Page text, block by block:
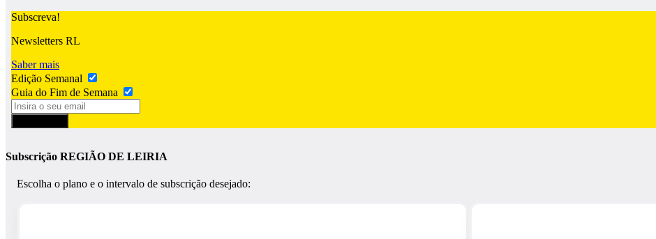
Subscreva!
Newsletters RL
Saber mais
Edição Semanal
Guia do Fim de Semana
Subscrição REGIÃO DE LEIRIA
Escolha o plano e o intervalo de subscrição desejado: